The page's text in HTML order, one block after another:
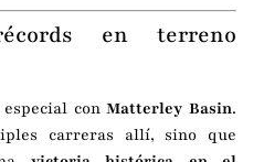
en terreno
conMatterley Basin.
carreras allí, sino que